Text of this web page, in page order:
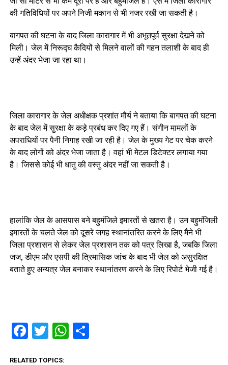
की गतिविधियों पर अपने निजी मकान से भी नजर रखी जा सकती है।
बागपत की घटना के बाद जिला कारागार में भी अभूतपूर्व सुरक्षा देखने को
मिली। जेल में निरूद्घ कैदियों से मिलने वालों की गहन तलाशी के बाद ही
उन्हें अंदर भेजा जा रहा था।
जिला कारागार के जेल अधीक्षक प्रशांत मौर्य ने बताया कि बागपत की घटना
के बाद जेल में सुरक्षा के कड़े प्रबंध कर दिए गए हैं। संगीन मामलों के
अपराधियों पर पैनी निगाह रखी जा रही है। जेल के मुख्य गेट पर चेक करने
के बाद लोगों को अंदर भेजा जाता है। वहां भी मेटल डिटेक्टर लगाया गया
है। जिससे कोई भी धातु की वस्तु अंदर नहीं जा सकती है।
हालांकि जेल के आसपास बने बहुमंजिले इमारतों से खतरा है। उन बहुमंजिली
इमारतों के चलते जेल को दूसरे जगह स्थानांतरित करने के लिए मैने भी
जिला प्रशासन से लेकर जेल प्रशासन तक को पत्र लिखा है, जबकि जिला
जज, डीएम और एसपी की त्रिमासिक जांच के बाद भी जेल को असुरक्षित
बताते हुए अन्यत्र जेल बनाकर स्थानांतरण करने के लिए रिपोर्ट भेजी गई है।
Facebook
TwitterWhatsApp
Share
RELATED TOPICS: